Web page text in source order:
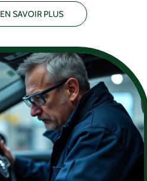
EN SAVOIR PLUS